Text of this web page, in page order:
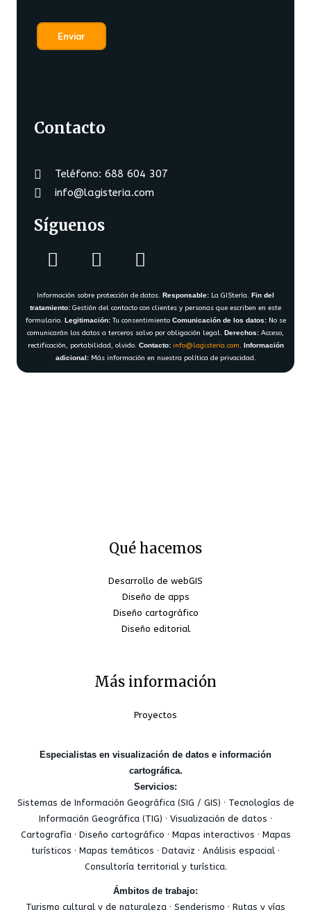
Contacto
Teléfono: 688 604 307
info@lagisteria.com
Síguenos
Información sobre protección de datos. Responsable: La GIStería. Fin del
tratamiento: Gestión del contacto con clientes y personas que escriben en este
formulario. Legitimación:Tu consentimiento Comunicación de los datos:No se
comunicarán los datos a terceros salvo por obligación legal. Derechos: Acceso,
rectificación, portabilidad, olvido. Contacto: info@lagisteria.com.
Información
adicional:Más información en nuestra política de privacidad.
Qué hacemos
Desarrollo de webGIS
Diseño de apps
Diseño cartográfico
Diseño editorial
Más información
Proyectos
Especialistas en visualización de datos e información
cartográfica.
Servicios:
Sistemas de Información Geográfica (SIG / GIS) · Tecnologías de
Información Geográfica (TIG) · Visualización de datos ·
Cartografía · Diseño cartográfico · Mapas interactivos · Mapas
turísticos · Mapas temáticos · Dataviz · Análisis espacial ·
Consultoría territorial y turística.
Ámbitos de trabajo:
Turismo cultural y de naturaleza · Senderismo · Rutas y vías